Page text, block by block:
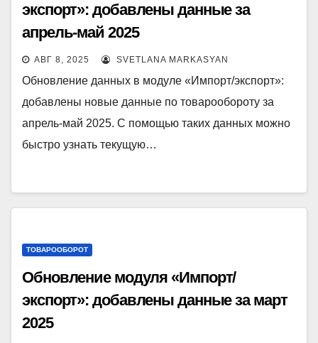
экспорт»: добавлены данные за
апрель-май 2025
АВГ 8, 2025 SVETLANA MARKASYAN
Обновление данных в модуле «Импорт/экспорт»:
добавлены новые данные по товарообороту за
апрель-май 2025. С помощью таких данных можно
быстро узнать текущую…
ТОВАРООБОРОТ
Обновление модуля «Импорт/
экспорт»: добавлены данные за март
2025